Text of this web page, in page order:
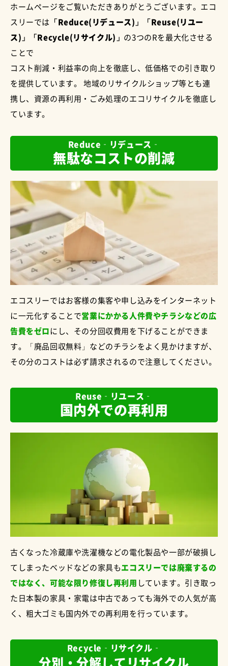
ホームページをご覧いただきありがとうございます。エコ
スリーでは 「Reduce(リデュース)」「Reuse(リユー
ス)」「Recycle(リサイクル)」 の3つのRを最大化させる
ことで
コスト削減・利益率の向上を徹底し、低価格での引き取り
を提供しています。 地域のリサイクルショップ等とも連
携し、資源の再利用・ごみ処理のエコリサイクルを徹底し
ています。
Reduce‐リデュース‐
無駄なコストの削減
エコスリーではお客様の集客や申し込みをインターネット
に一元化することで営業にかかる人件費やチラシなどの広
告費をゼロにし、その分回収費用を下げることができま
す。「廃品回収無料」などのチラシをよく見かけますが、
その分のコストは必ず請求されるので注意してください。
Reuse‐リユース‐
国内外での再利用
古くなった冷蔵庫や洗濯機などの電化製品や一部が破損し
てしまったベッドなどの家具もエコスリーでは廃棄するの
ではなく、可能な限り修復し再利用 しています。引き取っ
た日本製の家具・家電は中古であっても海外での人気が高
く、粗大ゴミも国内外での再利用を行っています。
Recycle‐リサイクル‐
分別・分解してリサイクル